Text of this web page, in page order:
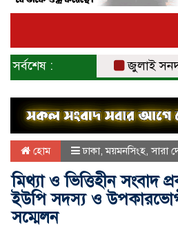
সর্বশেষ : জুলাই সনদ
হোম ঢাকা,ময়মনসিংহ,সারা
মিথ্যা ও ভিত্তিহীন সংবাদ
ইউপি সদস্য ও
সম্মেলন